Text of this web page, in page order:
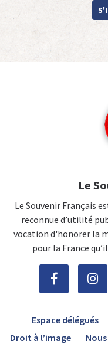
Le
Le Souvenir Français
reconnue d’utilité
vocation d'honorer la
pour la France
Espace délégués
Droit à l’image